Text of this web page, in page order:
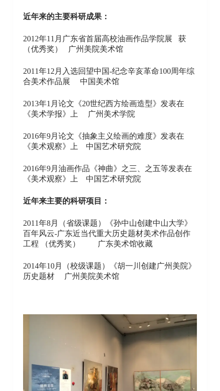
近年来的主要科研成果：
2012年11月广东省首届高校油画作品学院展 获
（优秀奖） 广州美院美术馆
2011年12月入选回望中国-纪念辛亥革命100周年综
合美术作品展 中国美术馆
2013年1月论文《20世纪西方绘画造型》发表在
《美术学报》上 广州美术学院
2016年9月论文《抽象主义绘画的难度》发表在
《美术观察》上 中国艺术研究院
2016年9月油画作品《神曲》之三、之五等发表在
《美术观察》上 中国艺术研究院
近年来主要的科研项目：
2011年8月（省级课题）《孙中山创建中山大学》
百年风云-广东近当代重大历史题材美术作品创作
工程 （优秀奖） 广东美术馆收藏
2014年10月（校级课题）《胡一川创建广州美院》
历史题材 广州美院美术馆